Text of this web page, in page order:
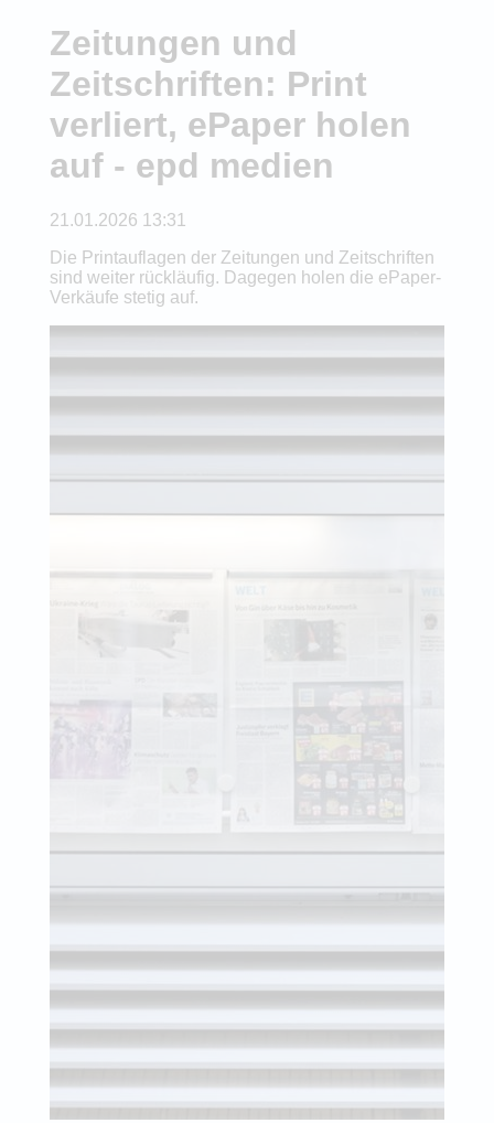
Zeitungen und
Zeitschriften: Print
verliert, ePaper holen
auf - epd medien
21.01.2026 13:31
Die Printauflagen der Zeitungen und Zeitschriften
sind weiter rückläufig. Dagegen holen die ePaper-
Verkäufe stetig auf.